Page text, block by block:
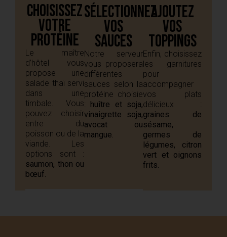
Choisissez
votre
protéine
Le maître
d’hôtel vous
propose une
salade thaï servi
dans une
timbale. Vous
pouvez choisir
entre du
poisson ou de la
viande. Les
options sont :
saumon, thon ou
bœuf.
Sélectionnez
vos
sauces
Notre serveur
vous proposera
différentes
sauces selon la
protéine choisie
: huître et soja,
vinaigrette soja,
avocat ou
mangue.
Ajoutez
vos
toppings
Enfin, choisissez
les garnitures
pour
accompagner
vos plats
délicieux :
graines de
sésame,
germes de
légumes, citron
vert et oignons
frits.